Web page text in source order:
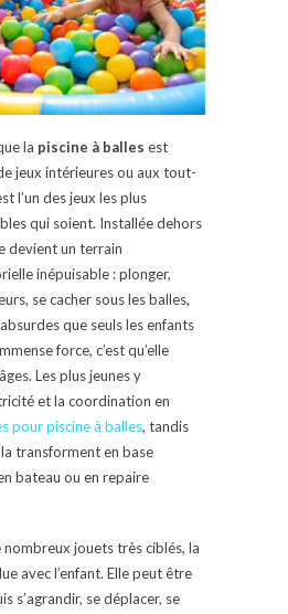
la piscine à balles est
jeux intérieures ou aux tout-
l’un des jeux les plus
qui soient. Installée dehors
devient un terrain
inépuisable : plonger,
se cacher sous les balles,
que seuls les enfants
force, c’est qu’elle
Les plus jeunes y
et la coordination en
pour piscine à balles, tandis
transforment en base
bateau ou en repaire
jouets très ciblés, la
avec l’enfant. Elle peut être
s’agrandir, se déplacer, se